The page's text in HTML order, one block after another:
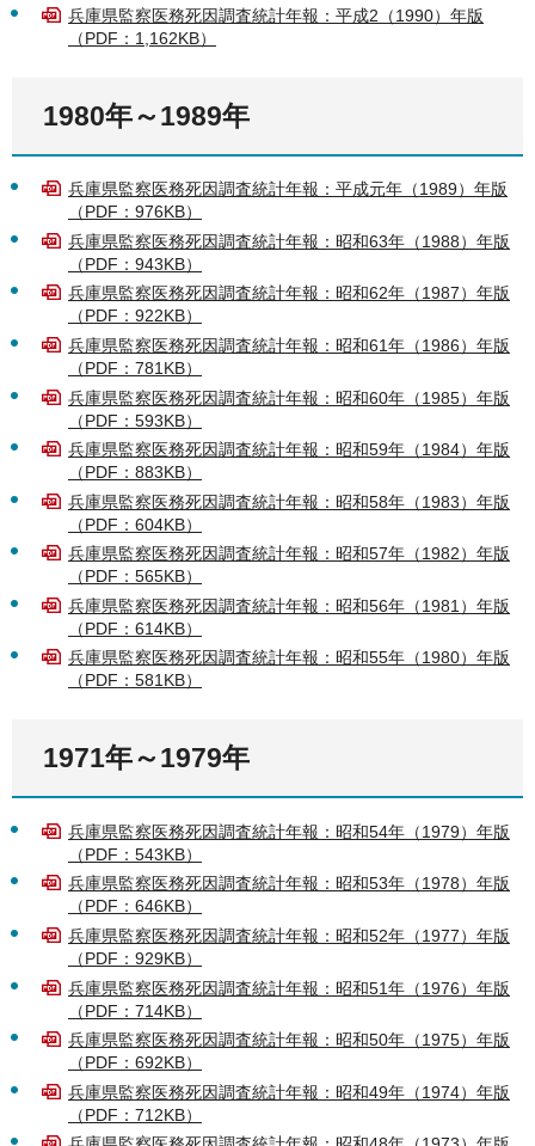
兵庫県監察医務死因調査統計年報：平成2（1990）年版
（PDF：1,162KB）
1980年～1989年
兵庫県監察医務死因調査統計年報：平成元年（1989）年版
（PDF：976KB）
兵庫県監察医務死因調査統計年報：昭和63年（1988）年版
（PDF：943KB）
兵庫県監察医務死因調査統計年報：昭和62年（1987）年版
（PDF：922KB）
兵庫県監察医務死因調査統計年報：昭和61年（1986）年版
（PDF：781KB）
兵庫県監察医務死因調査統計年報：昭和60年（1985）年版
（PDF：593KB）
兵庫県監察医務死因調査統計年報：昭和59年（1984）年版
（PDF：883KB）
兵庫県監察医務死因調査統計年報：昭和58年（1983）年版
（PDF：604KB）
兵庫県監察医務死因調査統計年報：昭和57年（1982）年版
（PDF：565KB）
兵庫県監察医務死因調査統計年報：昭和56年（1981）年版
（PDF：614KB）
兵庫県監察医務死因調査統計年報：昭和55年（1980）年版
（PDF：581KB）
1971年～1979年
兵庫県監察医務死因調査統計年報：昭和54年（1979）年版
（PDF：543KB）
兵庫県監察医務死因調査統計年報：昭和53年（1978）年版
（PDF：646KB）
兵庫県監察医務死因調査統計年報：昭和52年（1977）年版
（PDF：929KB）
兵庫県監察医務死因調査統計年報：昭和51年（1976）年版
（PDF：714KB）
兵庫県監察医務死因調査統計年報：昭和50年（1975）年版
（PDF：692KB）
兵庫県監察医務死因調査統計年報：昭和49年（1974）年版
（PDF：712KB）